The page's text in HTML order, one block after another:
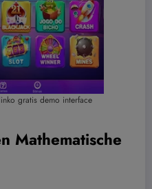
gratis demo interface
Mathematische